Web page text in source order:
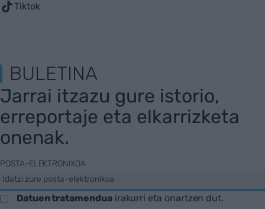
Tiktok
BULETINA
Jarrai itzazu gure istorio,
erreportaje eta elkarrizketa
onenak.
POSTA-ELEKTRONIKOA
Datuen tratamenduairakurri eta onartzen dut.